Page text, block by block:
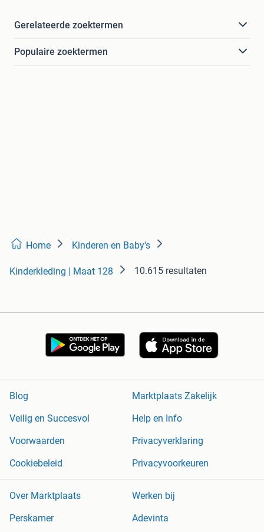
Gerelateerde zoektermen
Populaire zoektermen
Home Kinderen en Baby's
Kinderkleding | Maat 128 10.615 resultaten
Blog
Marktplaats Zakelijk
Veilig en Succesvol
Help en Info
Voorwaarden
Privacyverklaring
Cookiebeleid
Privacyvoorkeuren
Over Marktplaats
Werken bij
Perskamer
Adevinta